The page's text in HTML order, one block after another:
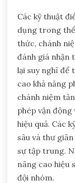
Các kỹ thuật
dụng trong
thức, chánh
đánh giá nhận
lại suy nghĩ để
cao khả năng
chánh niệm
phép vận động
hiệu quả. Các
sâu và thư
sự tập trung.
nâng cao hiệu
đội nhóm.